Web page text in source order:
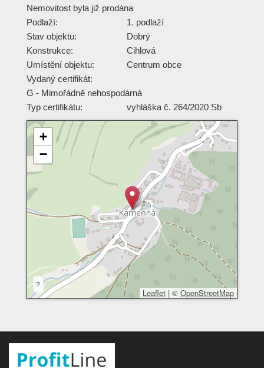
Nemovitost byla již prodána
Podlaží:
1. podlaží
Stav objektu:
Dobrý
Konstrukce:
Cihlová
Umístění objektu:
Centrum obce
Vydaný certifikát:
G - Mimořádně nehospodárná
Typ certifikátu:
vyhláška č. 264/2020 Sb
+
−
?
Leaflet | © OpenStreetMap